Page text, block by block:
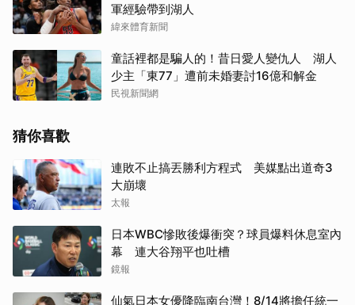
軍經驗帶到湖人
緯來體育新聞
童話裡都是騙人的！昔日愛人變仇人 湖人
少主「東77」遭前未婚妻討16億和解金
民視新聞網
猜你喜歡
連敗不止搞丟勝利方程式 美媒點出道奇3
大崩壞
太報
日本WBC慘敗後爆衝突？球員爆料休息室內
幕 連大谷翔平也吐槽
鏡報
仙氣日本女優降臨南台灣！8/14將擔任統一